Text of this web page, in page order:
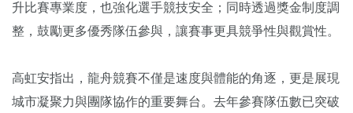
升比賽專業度，也強化選手競技安全；同時透過獎金制度調
整，鼓勵更多優秀隊伍參與，讓賽事更具競爭性與觀賞性。
高虹安指出，龍舟競賽不僅是速度與體能的角逐，更是展現
城市凝聚力與團隊協作的重要舞台。去年參賽隊伍數已突破